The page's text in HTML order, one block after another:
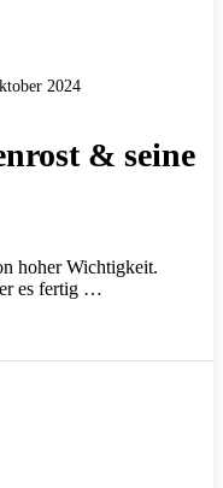
2024
& seine
hoher Wichtigkeit.
es fertig …